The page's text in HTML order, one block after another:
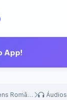
App!
Mensagens Românticas
Áudios